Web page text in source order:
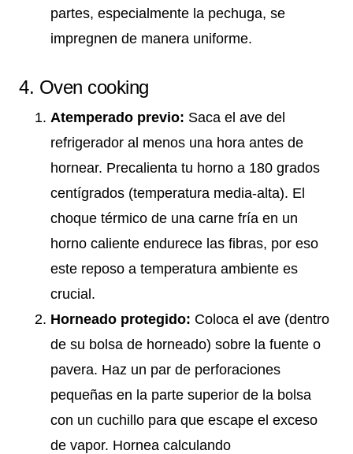
partes, especialmente la pechuga, se
impregnen de manera uniforme.
4. Oven cooking
Atemperado previo: Saca el ave del
refrigerador al menos una hora antes de
hornear. Precalienta tu horno a 180 grados
centígrados (temperatura media-alta). El
choque térmico de una carne fría en un
horno caliente endurece las fibras, por eso
este reposo a temperatura ambiente es
crucial.
Horneado protegido: Coloca el ave (dentro
de su bolsa de horneado) sobre la fuente o
pavera. Haz un par de perforaciones
pequeñas en la parte superior de la bolsa
con un cuchillo para que escape el exceso
de vapor. Hornea calculando